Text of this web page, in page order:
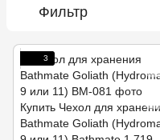
Фильтр
3